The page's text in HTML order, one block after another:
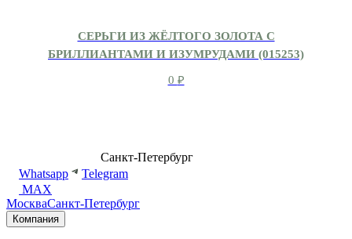
СЕРЬГИ ИЗ ЖЁЛТОГО ЗОЛОТА С
БРИЛЛИАНТАМИ И ИЗУМРУДАМИ (015253)
0 ₽
Санкт-Петербург
Whatsapp
Telegram
MAX
МоскваСанкт-Петербург
Компания